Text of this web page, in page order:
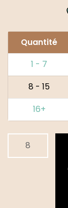
Quantité
1 - 7
8 - 15
16+
Alternative: